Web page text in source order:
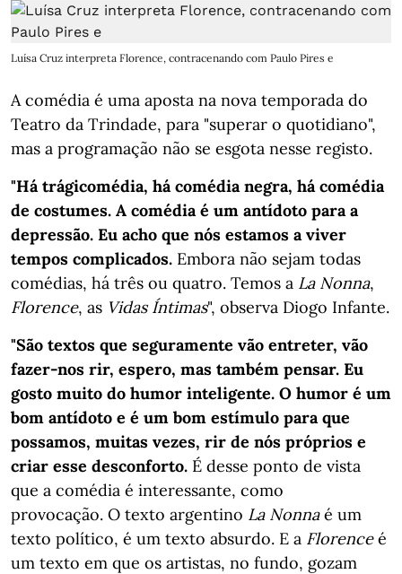
Luísa Cruz interpreta Florence, contracenando com Paulo Pires e
A comédia é uma aposta na nova temporada do
Teatro da Trindade, para "superar o quotidiano",
mas a programação não se esgota nesse registo.
"Há trágicomédia, há comédia negra, há comédia
de costumes. A comédia é um antídoto para a
depressão. Eu acho que nós estamos a viver
tempos complicados. Embora não sejam todas
comédias, há três ou quatro. Temos a La Nonna,
Florence, as Vidas Íntimas", observa Diogo Infante.
"São textos que seguramente vão entreter, vão
fazer-nos rir, espero, mas também pensar. Eu
gosto muito do humor inteligente. O humor é um
bom antídoto e é um bom estímulo para que
possamos, muitas vezes, rir de nós próprios e
criar esse desconforto. É desse ponto de vista
que a comédia é interessante, como
provocação. O texto argentino La Nonnaé um
texto político, é um texto absurdo. E a Florenceé
um texto em que os artistas, no fundo, gozam